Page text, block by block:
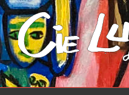
Passer
au
contenu